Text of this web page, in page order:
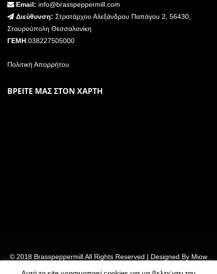
Email: info@brasspeppermill.com
Διεύθυνση: Στρατάρχου Αλεξάνδρου Παπάγου 2, 56430,
Σταυρούπολη Θεσσαλονίκη
ΓΕΜΗ:038227505000
Πολιτική Απορρήτου
ΒΡΕΙΤΕ ΜΑΣ ΣΤΟΝ ΧΑΡΤΗ
© 2018 Brasspeppermill All Rights Reserved | Designed By Miow